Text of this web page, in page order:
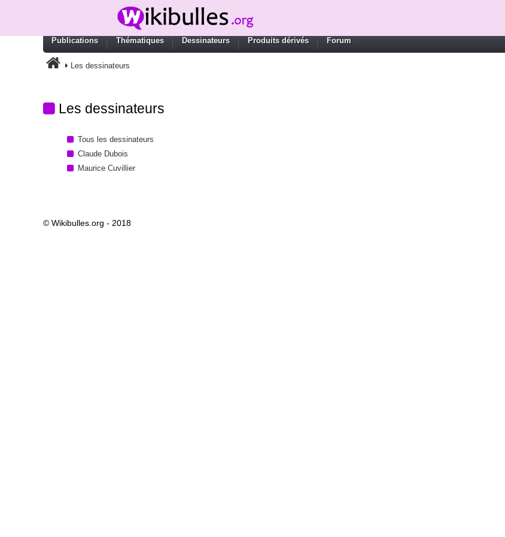
Publications Thématiques Dessinateurs Produits dérivés Forum
Les dessinateurs
Les dessinateurs
Tous les dessinateurs
Claude Dubois
Maurice Cuvillier
© Wikibulles.org - 2018